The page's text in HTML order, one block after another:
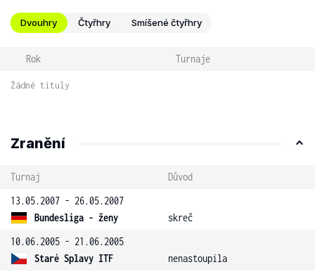
Dvouhry Čtyřhry Smíšené čtyřhry
Rok Turnaje
Žádné tituly
Zranění
Turnaj
Důvod
13.05.2007 - 26.05.2007
Bundesliga - ženy
skreč
10.06.2005 - 21.06.2005
Staré Splavy ITF
nenastoupila